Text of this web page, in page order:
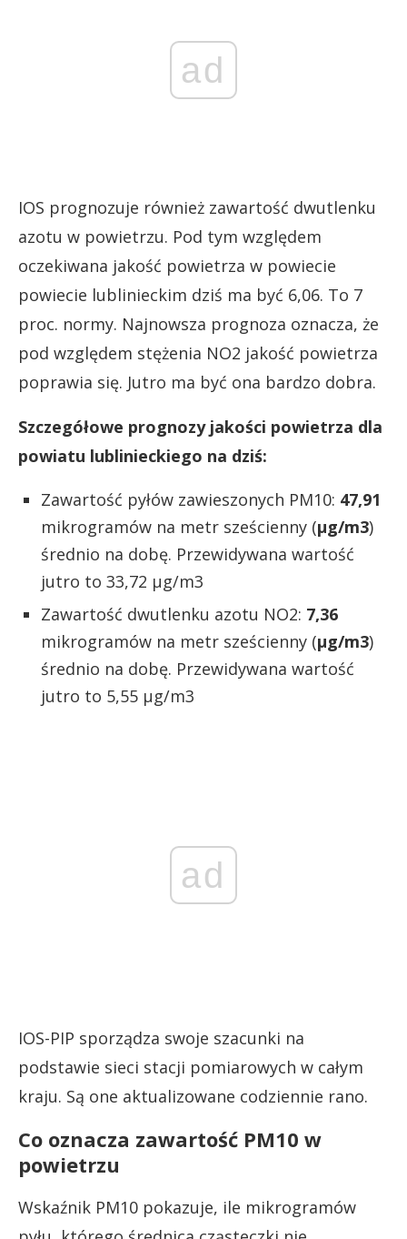
ad
IOS prognozuje również zawartość dwutlenku
azotu w powietrzu. Pod tym względem
oczekiwana jakość powietrza w powiecie
powiecie lublinieckim dziś ma być 6,06. To 7
proc. normy. Najnowsza prognoza oznacza, że
pod względem stężenia NO2 jakość powietrza
poprawia się. Jutro ma być ona bardzo dobra.
Szczegółowe prognozy jakości powietrza dla
powiatu lublinieckiego na dziś:
Zawartość pyłów zawieszonych PM10: 47,91
mikrogramów na metr sześcienny (µg/m3)
średnio na dobę. Przewidywana wartość
jutro to 33,72 µg/m3
Zawartość dwutlenku azotu NO2: 7,36
mikrogramów na metr sześcienny (µg/m3)
średnio na dobę. Przewidywana wartość
jutro to 5,55 µg/m3
ad
IOS-PIP sporządza swoje szacunki na
podstawie sieci stacji pomiarowych w całym
kraju. Są one aktualizowane codziennie rano.
Co oznacza zawartość PM10 w
powietrzu
Wskaźnik PM10 pokazuje, ile mikrogramów